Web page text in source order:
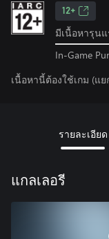
12+
มีเนื้อหารุน
In-Game
เนื้อหานี้ต้องใช้เกม (แ
รายละเอียด
แกลเลอรี